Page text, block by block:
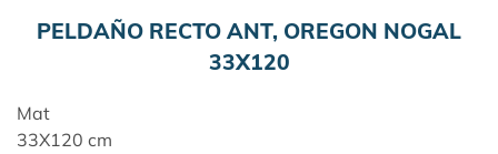
PELDAÑO RECTO ANT, OREGON NOGAL
33X120
Mat
33X120 cm